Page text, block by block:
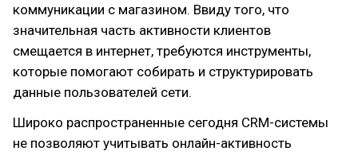
коммуникации с магазином. Ввиду того, что
значительная часть активности клиентов
смещается в интернет, требуются инструменты,
которые помогают собирать и структурировать
данные пользователей сети.
Широко распространенные сегодня CRM-системы
не позволяют учитывать онлайн-активность